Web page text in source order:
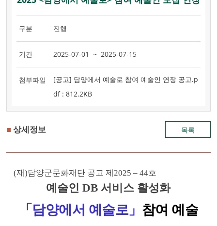
구분 진행
기간 2025-07-01 ~ 2025-07-15
첨부파일
[공고] 담양에서 예술로 참여 예술인 연장 공고.p
df : 812.2KB
■상세정보 목록
(재)담양군문화재단 공고 제2025– 44호
예술인 DB 서비스 활성화
「담양에서 예술로 」 참여 예술